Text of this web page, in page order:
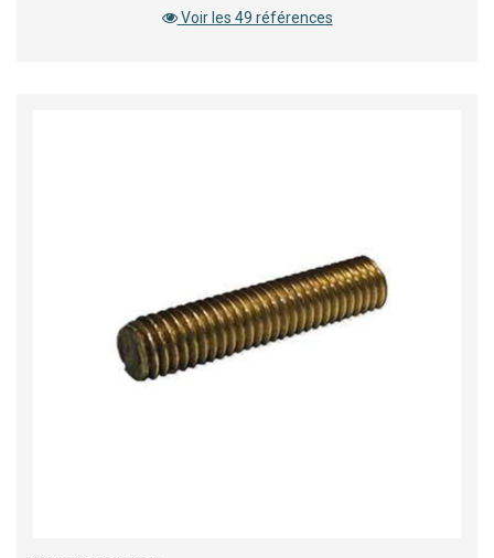
Voir les 49 références